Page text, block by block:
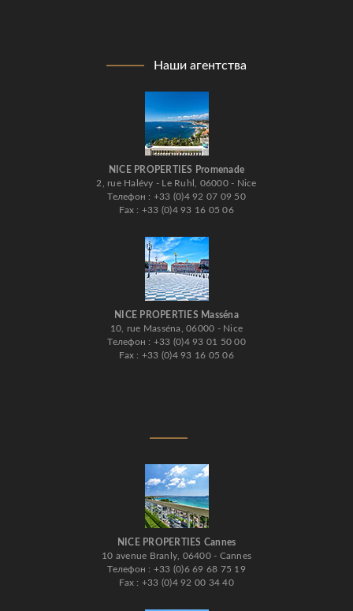
Наши агентства
NICE PROPERTIES Promenade
2, rue Halévy - Le Ruhl, 06000 - Nice
Телефон : +33 (0)4 92 07 09 50
Fax : +33 (0)4 93 16 05 06
NICE PROPERTIES Masséna
10, rue Masséna, 06000 - Nice
Телефон : +33 (0)4 93 01 50 00
Fax : +33 (0)4 93 16 05 06
NICE PROPERTIES Cannes
10 avenue Branly, 06400 - Cannes
Телефон : +33 (0)6 69 68 75 19
Fax : +33 (0)4 92 00 34 40